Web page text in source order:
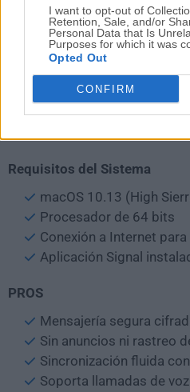
I want to opt-out of
Retention, Sale, and/or
Personal Data that Is
Purposes for which it was
Opted Out
CONFIRM
Nuevo Dispositivo
Escanea el código QR que
Requisitos del Sistema
macOS 10.13 (High
Procesador de 64 bits
Conexión a Internet
Aplicación Signal
PROS
Mensajería segura
Sin anuncios ni rastreo
Sincronización fluida
Soporta llamadas de